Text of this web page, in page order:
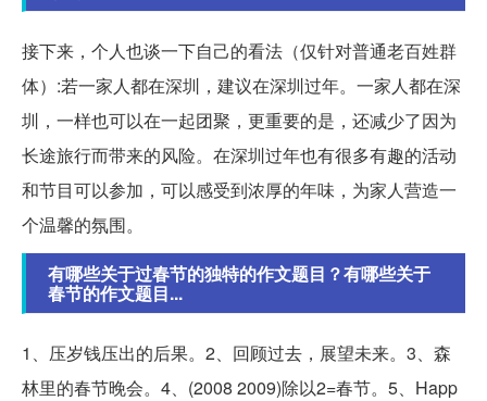
接下来，个人也谈一下自己的看法（仅针对普通老百姓群
体）:若一家人都在深圳，建议在深圳过年。一家人都在深
圳，一样也可以在一起团聚，更重要的是，还减少了因为
长途旅行而带来的风险。在深圳过年也有很多有趣的活动
和节目可以参加，可以感受到浓厚的年味，为家人营造一
个温馨的氛围。
有哪些关于过春节的独特的作文题目？有哪些关于
春节的作文题目...
1、压岁钱压出的后果。2、回顾过去，展望未来。3、森
林里的春节晚会。4、(2008 2009)除以2=春节。5、Happ